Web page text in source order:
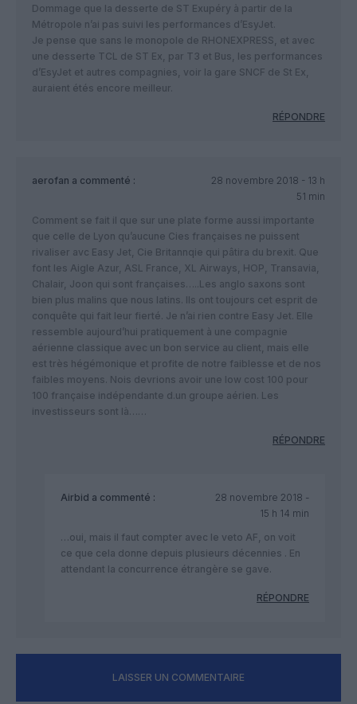
Dommage que la desserte de ST Exupéry à partir de la
Métropole n’ai pas suivi les performances d’EsyJet.
Je pense que sans le monopole de RHONEXPRESS, et avec
une desserte TCL de ST Ex, par T3 et Bus, les performances
d’EsyJet et autres compagnies, voir la gare SNCF de St Ex,
auraient étés encore meilleur.
RÉPONDRE
aerofan a commenté :
28 novembre 2018 - 13 h
51 min
Comment se fait il que sur une plate forme aussi importante
que celle de Lyon qu’aucune Cies françaises ne puissent
rivaliser avc Easy Jet, Cie Britannqie qui pâtira du brexit. Que
font les Aigle Azur, ASL France, XL Airways, HOP, Transavia,
Chalair, Joon qui sont françaises…..Les anglo saxons sont
bien plus malins que nous latins. Ils ont toujours cet esprit de
conquête qui fait leur fierté. Je n’ai rien contre Easy Jet. Elle
ressemble aujourd’hui pratiquement à une compagnie
aérienne classique avec un bon service au client, mais elle
est très hégémonique et profite de notre faiblesse et de nos
faibles moyens. Nois devrions avoir une low cost 100 pour
100 française indépendante d.un groupe aérien. Les
investisseurs sont là……
RÉPONDRE
Airbid a commenté :
28 novembre 2018 -
15 h 14 min
…oui, mais il faut compter avec le veto AF, on voit
ce que cela donne depuis plusieurs décennies . En
attendant la concurrence étrangère se gave.
RÉPONDRE
LAISSER UN COMMENTAIRE